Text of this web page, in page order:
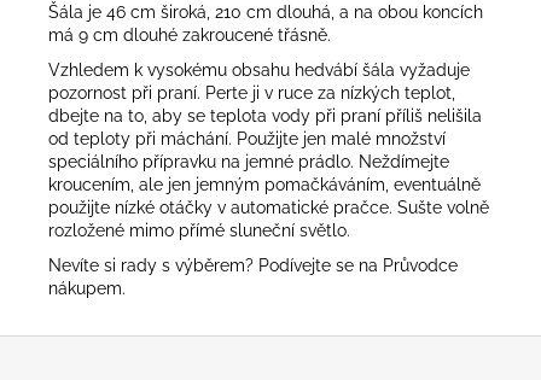
Šála je 46 cm široká, 210 cm dlouhá, a na obou koncích
má 9 cm dlouhé zakroucené třásně.
Vzhledem k vysokému obsahu hedvábí šála vyžaduje
pozornost při praní. Perte ji v ruce za nízkých teplot,
dbejte na to, aby se teplota vody při praní příliš nelišila
od teploty při máchání. Použijte jen malé množství
speciálního přípravku na jemné prádlo. Neždímejte
kroucením, ale jen jemným pomačkáváním, eventuálně
použijte nízké otáčky v automatické pračce. Sušte volně
rozložené mimo přímé sluneční světlo.
Nevíte si rady s výběrem? Podívejte se na Průvodce
nákupem.